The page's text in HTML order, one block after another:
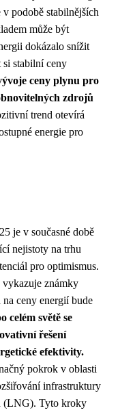
podobě stabilnějších
může být
dokázalo snížit
si stabilní ceny
ceny plynu pro
zdrojů
trend otevírá
energie pro
je v současné době
nejistoty na trhu
pro optimismus.
známky
ceny energií bude
celém světě se
řešení
efektivity.
pokrok v oblasti
infrastruktury
(LNG). Tyto kroky